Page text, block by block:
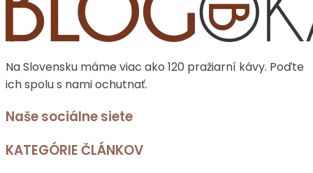
Na Slovensku máme viac ako 120 pražiarní kávy. Poďte
ich spolu s nami ochutnať.
Naše sociálne siete
KATEGÓRIE ČLÁNKOV